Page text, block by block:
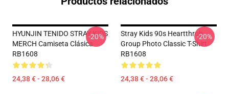
HYUNJIN TENIDO STRAY KIDS
MERCH Camiseta Clásica
RB1608
24,38 € - 28,06 €
-20%
Stray Kids 90s Heartthrob
Group Photo Classic T-Shirt
RB1608
24,38 € - 28,06 €
-20%